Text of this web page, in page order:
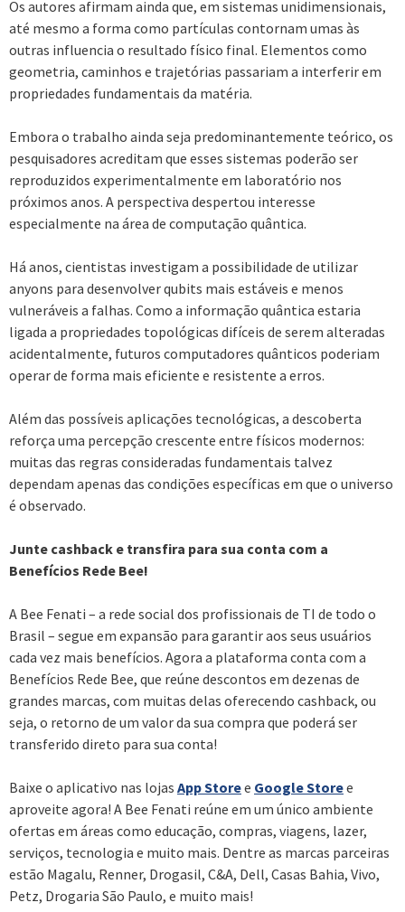
Os autores afirmam ainda que, em sistemas unidimensionais,
até mesmo a forma como partículas contornam umas às
outras influencia o resultado físico final. Elementos como
geometria, caminhos e trajetórias passariam a interferir em
propriedades fundamentais da matéria.
Embora o trabalho ainda seja predominantemente teórico, os
pesquisadores acreditam que esses sistemas poderão ser
reproduzidos experimentalmente em laboratório nos
próximos anos. A perspectiva despertou interesse
especialmente na área de computação quântica.
Há anos, cientistas investigam a possibilidade de utilizar
anyons para desenvolver qubits mais estáveis e menos
vulneráveis a falhas. Como a informação quântica estaria
ligada a propriedades topológicas difíceis de serem alteradas
acidentalmente, futuros computadores quânticos poderiam
operar de forma mais eficiente e resistente a erros.
Além das possíveis aplicações tecnológicas, a descoberta
reforça uma percepção crescente entre físicos modernos:
muitas das regras consideradas fundamentais talvez
dependam apenas das condições específicas em que o universo
é observado.
Junte cashback e transfira para sua conta com a
Benefícios Rede Bee!
A Bee Fenati – a rede social dos profissionais de TI de todo o
Brasil – segue em expansão para garantir aos seus usuários
cada vez mais benefícios. Agora a plataforma conta com a
Benefícios Rede Bee, que reúne descontos em dezenas de
grandes marcas, com muitas delas oferecendo cashback, ou
seja, o retorno de um valor da sua compra que poderá ser
transferido direto para sua conta!
Baixe o aplicativo nas lojas App Storee Google Storee
aproveite agora! A Bee Fenati reúne em um único ambiente
ofertas em áreas como educação, compras, viagens, lazer,
serviços, tecnologia e muito mais. Dentre as marcas parceiras
estão Magalu, Renner, Drogasil, C&A, Dell, Casas Bahia, Vivo,
Petz, Drogaria São Paulo, e muito mais!